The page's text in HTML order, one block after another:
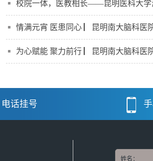
校院一体，医教相长——昆明医科大学
情满元宵 医患同心 ▏昆明南大脑科医
为心赋能 聚力前行 ▏昆明南大脑科医
电话挂号